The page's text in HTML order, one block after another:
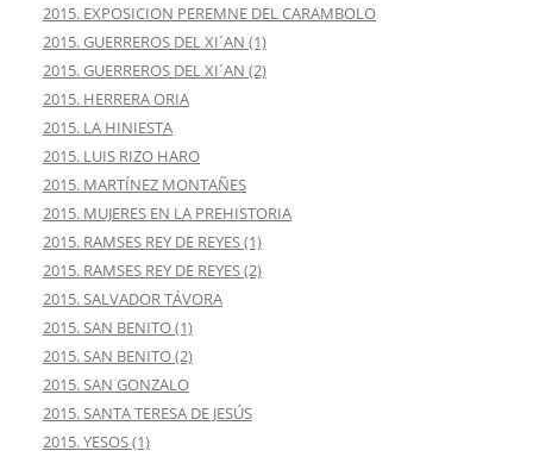
2015. EXPOSICION PEREMNE DEL CARAMBOLO
2015. GUERREROS DEL XI´AN (1)
2015. GUERREROS DEL XI´AN (2)
2015. HERRERA ORIA
2015. LA HINIESTA
2015. LUIS RIZO HARO
2015. MARTÍNEZ MONTAÑES
2015. MUJERES EN LA PREHISTORIA
2015. RAMSES REY DE REYES (1)
2015. RAMSES REY DE REYES (2)
2015. SALVADOR TÁVORA
2015. SAN BENITO (1)
2015. SAN BENITO (2)
2015. SAN GONZALO
2015. SANTA TERESA DE JESÚS
2015. YESOS (1)